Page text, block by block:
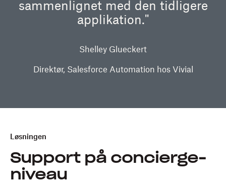
sammenlignet med den tidligere
applikation."
Shelley Glueckert
Direktør, Salesforce Automation hos Vivial
Løsningen
Support på concierge-
niveau